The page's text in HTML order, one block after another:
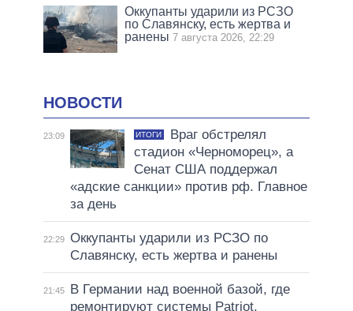
Оккупанты ударили из РСЗО
по Славянску, есть жертва и
ранены 7 августа 2026, 22:29
НОВОСТИ
23:09 ИТОГИ
Враг обстрелял
стадион «Черноморец», а
Сенат США поддержал
«адские санкции» против рф. Главное
за день
22:29 Оккупанты ударили из РСЗО по
Славянску, есть жертва и ранены
21:45
В Германии над военной базой, где
ремонтируют системы Patriot,